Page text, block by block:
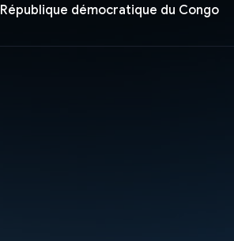
République démocratique du Congo